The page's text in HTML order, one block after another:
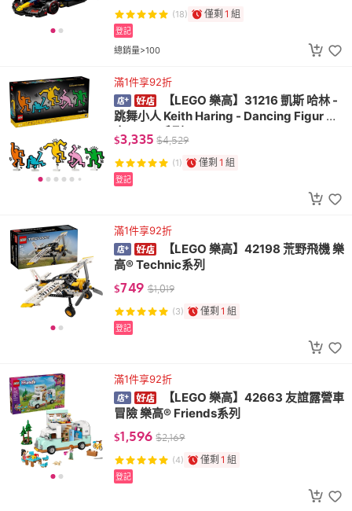
(18) 僅剩 1 組
總銷量>100
登記
滿1件享92折
【LEGO 樂高】31216 凱斯 哈林 -
跳舞小人 Keith Haring - Dancing Figur 樂
高® ART系列
$3,335 $4,529
(1) 僅剩 1 組
登記
滿1件享92折
【LEGO 樂高】42198 荒野飛機 樂
高® Technic系列
$749 $1,019
(3) 僅剩 1 組
登記
滿1件享92折
【LEGO 樂高】42663 友誼露營車
冒險 樂高® Friends系列
$1,596 $2,169
(4) 僅剩 1 組
登記